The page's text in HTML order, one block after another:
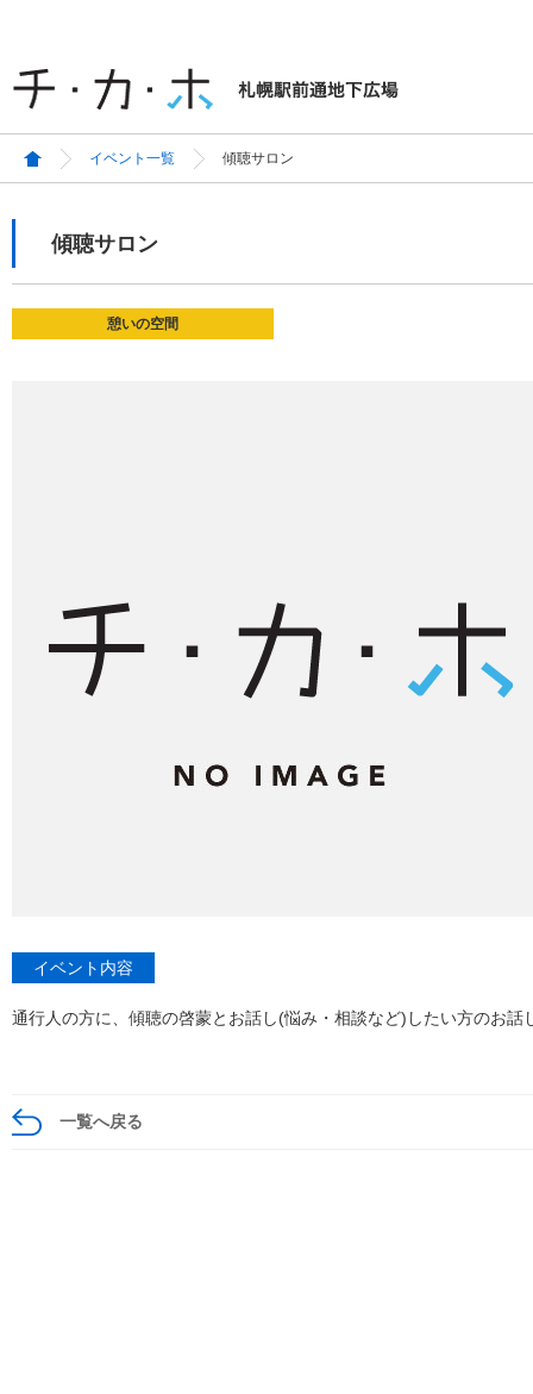
イベント一覧 傾聴サロン
傾聴サロン
憩いの空間
イベント内容
通行人の方に、傾聴の啓蒙とお話し(悩み・相談など)したい方のお話
一覧へ戻る